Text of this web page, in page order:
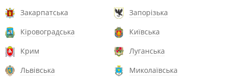
Закарпатська
Запорізька
Кіровоградська
Київська
Крим
Луганська
Львівська
Миколаївська